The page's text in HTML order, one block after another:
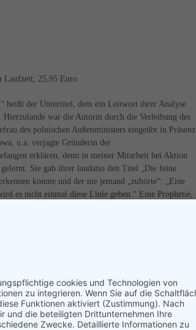
Laufzeit, 25,95 Euro
heißt der Untertitel, dem ein Leitwort ihrer Analyse
war die Autorin durch die Verleihung des
des polnischen Außenministers eingeübt in Präsenz
u.a. verjagte Gründerin der
erklären, denn in meiner Mitarbeit bei Aktion
gelernt. Sie gab ihrer laudatio den Titel „Die feine
konnte und der nie jemand „zuhörte“: „Eine
es nicht einmal diese Linie geben.“ Eine Prophetie,
die ukrainische Landschaft heute anders aus, so
den Wahrheitsanwälten Trump und Putin zu finden
seines Namens die Köpfe erreicht hat, ist offen.
arbeiten sie ausschließlich am eigenen
jene Herren aus Russland, China, Belarus,
Hilfswilligen aus dem Libanon,
und ihre Lebensformen. Applebaum deckt ein
rückt.